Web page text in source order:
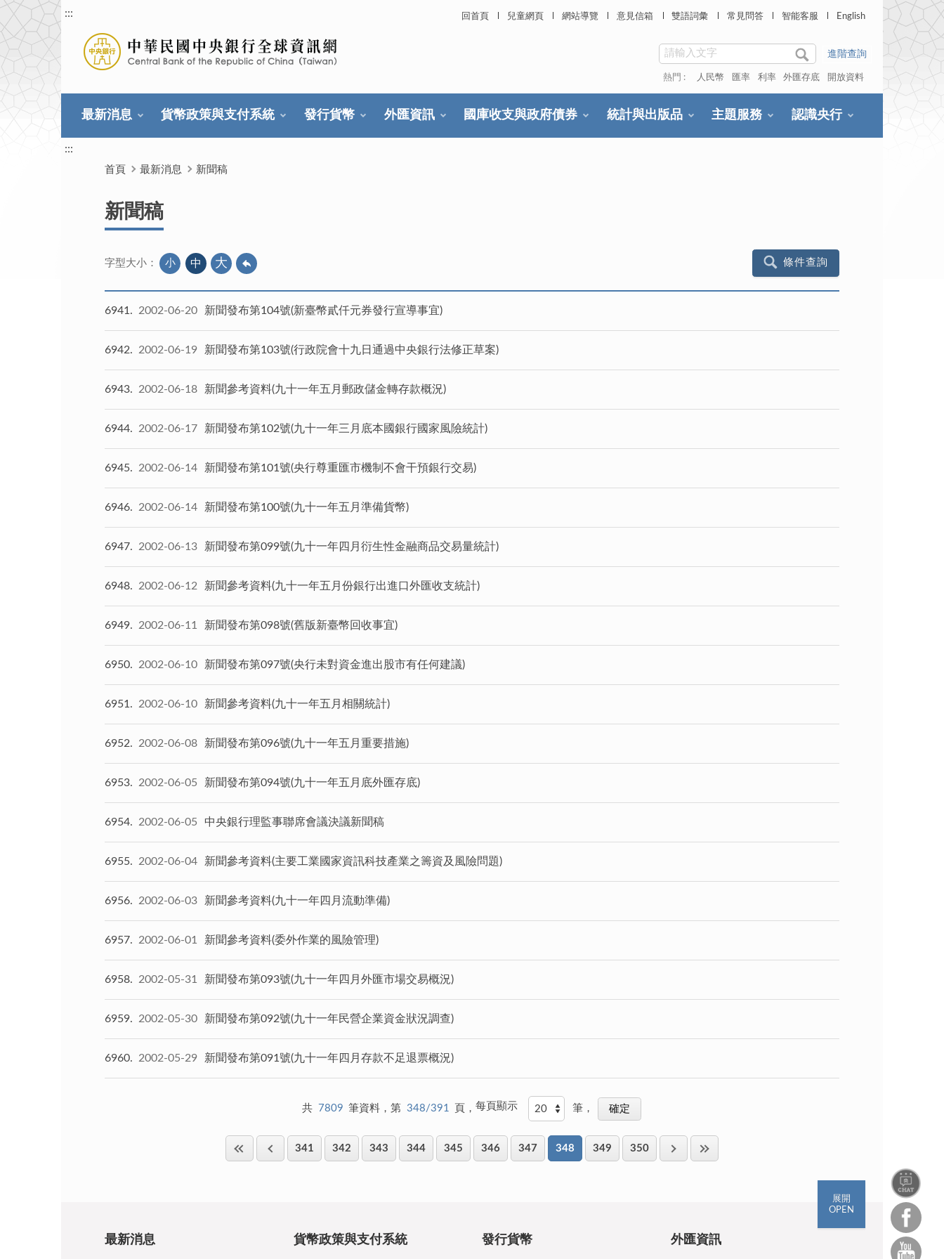
回首頁 兒童網頁 網站導覽 意見信箱 雙語詞彙 常見問答 智能客服 English
:::
進階查詢
熱門 : 人民幣 匯率 利率 外匯存底 開放資料
最新消息 貨幣政策與支付系統 發行貨幣 外匯資訊 國庫收支與政府債券 統計與出版品 主題服務 認識央行
:::
首頁 最新消息 新聞稿
新聞稿
字型大小： 小 中 大 條件查詢
6941 2002-06-20 新聞發布第104號(新臺幣貳仟元券發行宣導事宜)
6942 2002-06-19 新聞發布第103號(行政院會十九日通過中央銀行法修正草案)
6943 2002-06-18 新聞參考資料(九十一年五月郵政儲金轉存款概況)
6944 2002-06-17 新聞發布第102號(九十一年三月底本國銀行國家風險統計)
6945 2002-06-14 新聞發布第101號(央行尊重匯市機制不會干預銀行交易)
6946 2002-06-14 新聞發布第100號(九十一年五月準備貨幣)
6947 2002-06-13 新聞發布第099號(九十一年四月衍生性金融商品交易量統計)
6948 2002-06-12 新聞參考資料(九十一年五月份銀行出進口外匯收支統計)
6949 2002-06-11 新聞發布第098號(舊版新臺幣回收事宜)
6950 2002-06-10 新聞發布第097號(央行未對資金進出股市有任何建議)
6951 2002-06-10 新聞參考資料(九十一年五月相關統計)
6952 2002-06-08 新聞發布第096號(九十一年五月重要措施)
6953 2002-06-05 新聞發布第094號(九十一年五月底外匯存底)
6954 2002-06-05 中央銀行理監事聯席會議決議新聞稿
6955 2002-06-04 新聞參考資料(主要工業國家資訊科技產業之籌資及風險問題)
6956 2002-06-03 新聞參考資料(九十一年四月流動準備)
6957 2002-06-01 新聞參考資料(委外作業的風險管理)
6958 2002-05-31 新聞發布第093號(九十一年四月外匯市場交易概況)
6959 2002-05-30 新聞發布第092號(九十一年民營企業資金狀況調查)
6960 2002-05-29 新聞發布第091號(九十一年四月存款不足退票概況)
共 7809 筆資料，第 348/391 頁， 每頁顯示 筆，
341 342 343 344 345 346 347 348 349 350
展開
OPEN
最新消息 貨幣政策與支付系統 發行貨幣 外匯資訊